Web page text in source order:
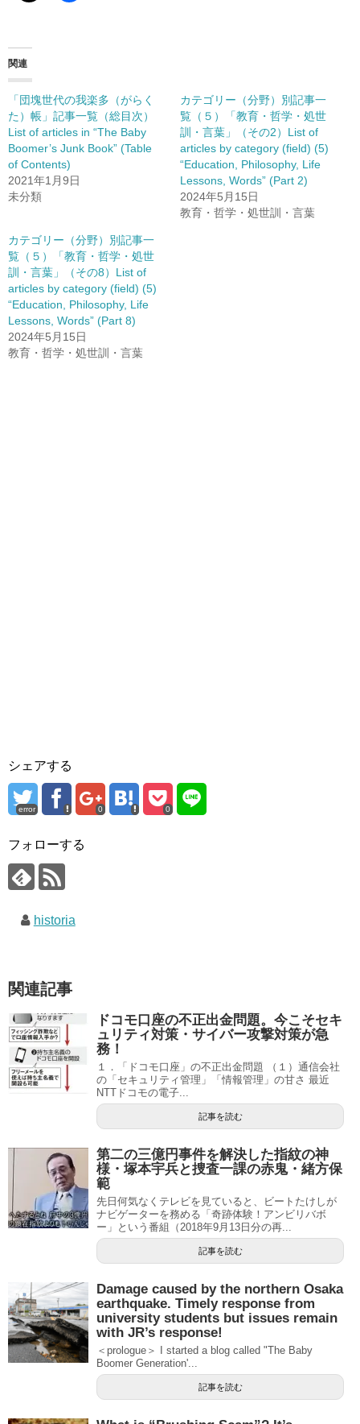
関連
「団塊世代の我楽多（がらく
た）帳」記事一覧（総目次）
List of articles in “The Baby
Boomer’s Junk Book” (Table
of Contents)
2021年1月9日
未分類
カテゴリー（分野）別記事一
覧（５）「教育・哲学・処世
訓・言葉」（その2）List of
articles by category (field) (5)
“Education, Philosophy, Life
Lessons, Words” (Part 2)
2024年5月15日
教育・哲学・処世訓・言葉
カテゴリー（分野）別記事一
覧（５）「教育・哲学・処世
訓・言葉」（その8）List of
articles by category (field) (5)
“Education, Philosophy, Life
Lessons, Words” (Part 8)
2024年5月15日
教育・哲学・処世訓・言葉
シェアする
error 0 0
フォローする
historia
関連記事
ドコモ口座の不正出金問題。今こそセキ
ュリティ対策・サイバー攻撃対策が急
務！
１．「ドコモ口座」の不正出金問題 （１）通信会社
の「セキュリティ管理」「情報管理」の甘さ 最近
NTTドコモの電子...
記事を読む
第二の三億円事件を解決した指紋の神
様・塚本宇兵と捜査一課の赤鬼・緒方保
範
先日何気なくテレビを見ていると、ビートたけしが
ナビゲーターを務める「奇跡体験！アンビリバボ
ー」という番組（2018年9月13日分の再...
記事を読む
Damage caused by the northern Osaka
earthquake. Timely response from
university students but issues remain
with JR’s response!
＜prologue＞ I started a blog called "The Baby
Boomer Generation'...
記事を読む